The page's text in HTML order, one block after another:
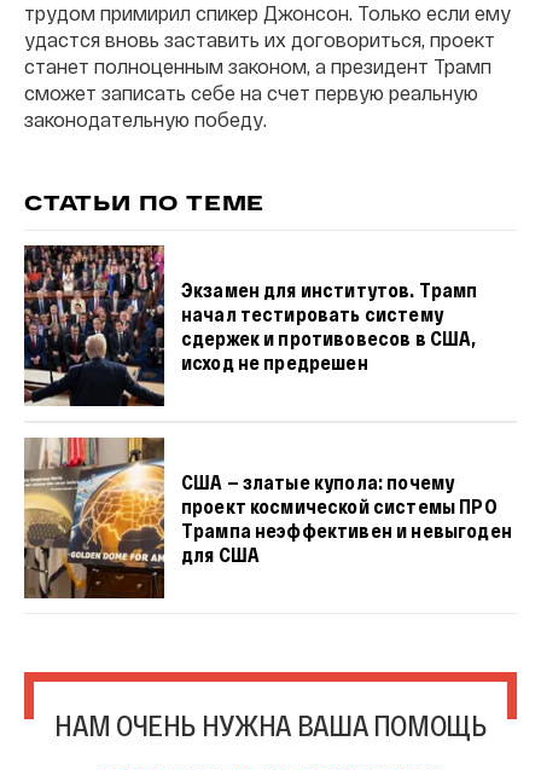
трудом примирил спикер Джонсон. Только если ему
удастся вновь заставить их договориться, проект
станет полноценным законом, а президент Трамп
сможет записать себе на счет первую реальную
законодательную победу.
СТАТЬИ ПО ТЕМЕ
Экзамен для институтов. Трамп
начал тестировать систему
сдержек и противовесов в США,
исход не предрешен
США — златые купола: почему
проект космической системы ПРО
Трампа неэффективен и невыгоден
для США
НАМ ОЧЕНЬ НУЖНА ВАША ПОМОЩЬ